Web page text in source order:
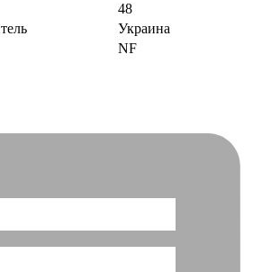
48
Украина
NF